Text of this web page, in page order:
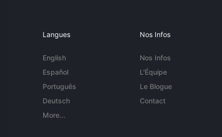
Langues
English
Español
Português
Deutsch
More...
Nos Infos
Nos Infos
L'Équipe
Le Blogue
Contact